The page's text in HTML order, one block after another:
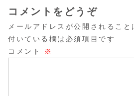
コメントをどうぞ
メールアドレスが公開されること
付いている欄は必須項目です
コメント
※